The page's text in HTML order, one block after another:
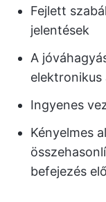
Fejlett
jelentések
A
Ingyenes
Kényelmes
befejezés